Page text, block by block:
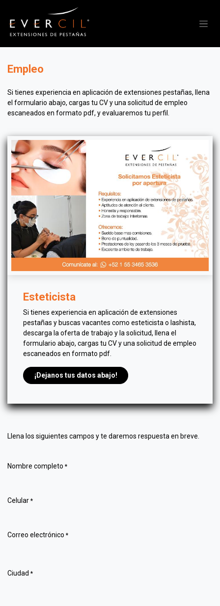
Empleo
Si tienes experiencia en aplicación de extensiones pestañas, llena
el formulario abajo, cargas tu CV y una solicitud de empleo
escaneados en formato pdf, y evaluaremos tu perfil.
Esteticista
Si tienes experiencia en aplicación de extensiones
pestañas y buscas vacantes como esteticista o lashista,
descarga la oferta de trabajo y la solicitud, llena el
formulario abajo, cargas tu CV y una solicitud de empleo
escaneados en formato pdf.
¡Dejanos tus datos abajo!
Llena los siguientes campos y te daremos respuesta en breve.
Nombre completo *
Celular *
Correo electrónico *
Ciudad *